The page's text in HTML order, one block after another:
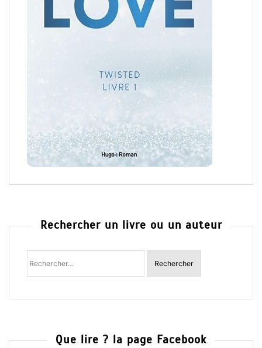
Rechercher un livre ou un auteur
Rechercher
Que lire ? la page Facebook